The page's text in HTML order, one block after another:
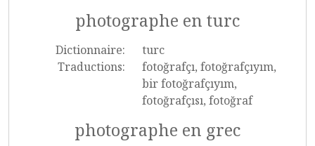
photographe en turc
Dictionnaire:
turc
Traductions:
fotoğrafçı, fotoğrafçıyım,
bir fotoğrafçıyım,
fotoğrafçısı, fotoğraf
photographe en grec